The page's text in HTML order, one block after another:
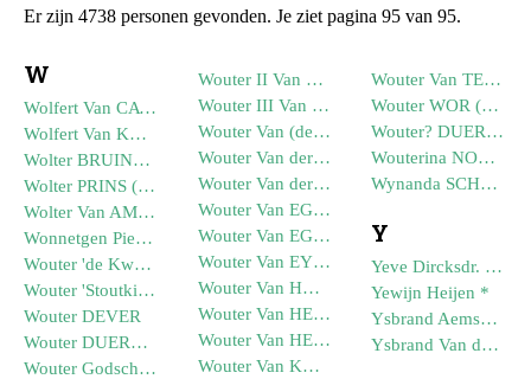
Er zijn 4738 personen gevonden. Je ziet pagina 95 van 95.
W
Wolfert Van CATS
Wolfert Van KLEEF (--1526)
Wolter BRUINTJES (--1814)
Wolter PRINS (04-08-1806)
Wolter Van AMSTEL van MIJNDEN
Wonnetgen Pietersdr. Van OEGSTGEEST (--1478)
Wouter 'de Kwade' Van EGMOND (--1168)
Wouter 'Stoutkint' Van EGMOND (--1223)
Wouter DEVER
Wouter DUERKANT (--1367)
Wouter Godschalcksz. HEIJS (--1590)
Wouter II Van EGMOND (--1252)
Wouter III Van EGMOND van MERENSTEIN (--1310)
Wouter Van (der) WOERT (--1687)
Wouter Van der WOERD (--1727)
Wouter Van der WOERT (--1662)
Wouter Van EGMOND (--1317)
Wouter Van EGMOND (--1195)
Wouter Van EYNDHOVEN (--1360)
Wouter Van HAARLEM (--1232)
Wouter Van HEEMSKERK (--1362)
Wouter Van HEEMSKERK (--1290)
Wouter Van KRAAIENHORST (--1198)
Wouter Van TEILINGEN (--1334)
Wouter WOR (--1416)
Wouter? DUERKANT
Wouterina NOORLANDER (--1872)
Wynanda SCHATBORN (--1896)
Y
Yeve Dircksdr. Engel *
Yewijn Heijen *
Ysbrand Aemsz. Van der BURCH
Ysbrand Van der BURCH (TOU) (--1450)